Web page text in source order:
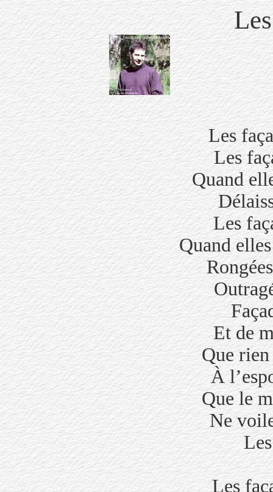
Les
Les
Quand
Les
Quand
Et de
Que
À
Que le
Ne
Les